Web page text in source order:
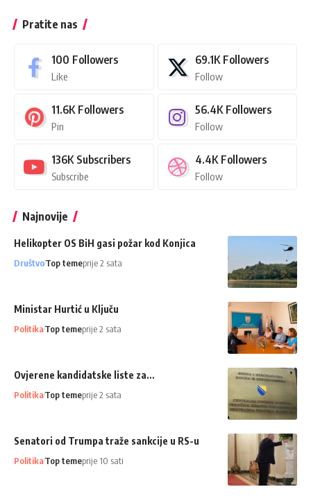
Pratite nas
100 Followers
Like
69.1K Followers
Follow
11.6K Followers
Pin
56.4K Followers
Follow
136K Subscribers
Subscribe
4.4K Followers
Follow
Najnovije
Helikopter OS BiH gasi požar kod Konjica
DruštvoTop temeprije 2 sata
Ministar Hurtić u Ključu
PolitikaTop temeprije 2 sata
Ovjerene kandidatske liste za…
PolitikaTop temeprije 2 sata
Senatori od Trumpa traže sankcije u RS-u
PolitikaTop temeprije 10 sati